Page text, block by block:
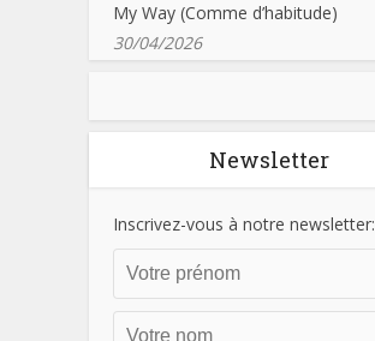
My Way (Comme d’habitude)
30/04/2026
Newsletter
Inscrivez-vous à notre newsletter: